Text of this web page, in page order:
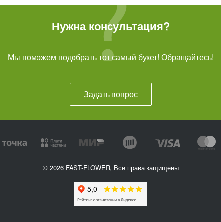
Нужна консультация?
Мы поможем подобрать тот самый букет! Обращайтесь!
Задать вопрос
© 2026 FAST-FLOWER, Все права защищены